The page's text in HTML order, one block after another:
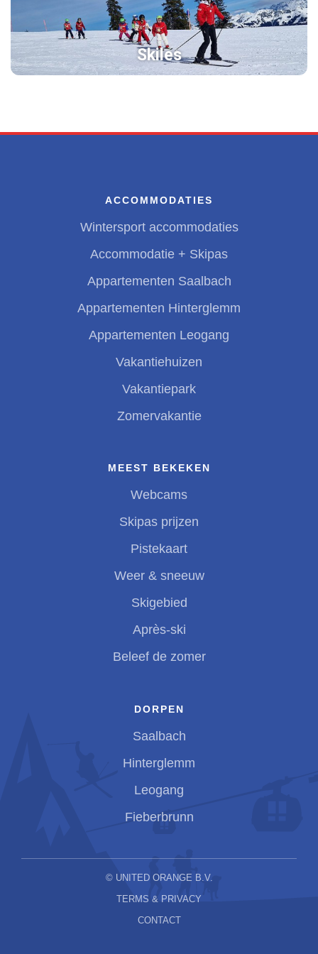
Skiles
ACCOMMODATIES
Wintersport accommodaties
Accommodatie + Skipas
Appartementen Saalbach
Appartementen Hinterglemm
Appartementen Leogang
Vakantiehuizen
Vakantiepark
Zomervakantie
MEEST BEKEKEN
Webcams
Skipas prijzen
Pistekaart
Weer & sneeuw
Skigebied
Après-ski
Beleef de zomer
DORPEN
Saalbach
Hinterglemm
Leogang
Fieberbrunn
© UNITED ORANGE B.V.
TERMS & PRIVACY
CONTACT